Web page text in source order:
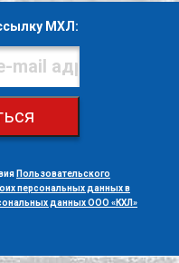
МХЛ:
Пользовательского
персональных данных в
данных ООО «КХЛ»